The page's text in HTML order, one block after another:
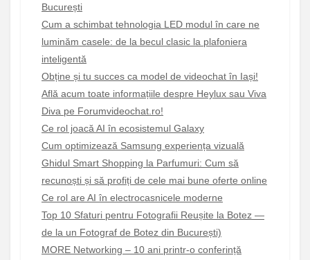
București
Cum a schimbat tehnologia LED modul în care ne
luminăm casele: de la becul clasic la plafoniera
inteligentă
Obține și tu succes ca model de videochat în Iași!
Află acum toate informațiile despre Heylux sau Viva
Diva pe Forumvideochat.ro!
Ce rol joacă AI în ecosistemul Galaxy
Cum optimizează Samsung experiența vizuală
Ghidul Smart Shopping la Parfumuri: Cum să
recunoști și să profiți de cele mai bune oferte online
Ce rol are AI în electrocasnicele moderne
Top 10 Sfaturi pentru Fotografii Reușite la Botez —
de la un Fotograf de Botez din București)
MORE Networking – 10 ani printr-o conferință